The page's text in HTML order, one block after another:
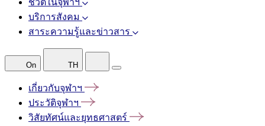
บริการสังคม
สาระความรู้และข่าวสาร
On TH
เกี่ยวกับจุฬาฯ
ประวัติจุฬาฯ
วิสัยทัศน์และยุทธศาสตร์